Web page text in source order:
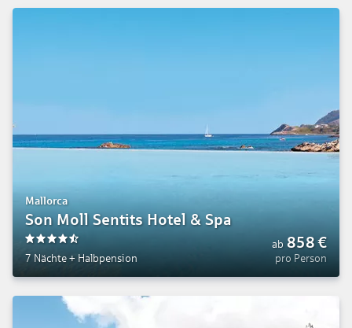
Mallorca
Son Moll Sentits Hotel & Spa
7 Nächte + Halbpension
ab 858€
pro Person